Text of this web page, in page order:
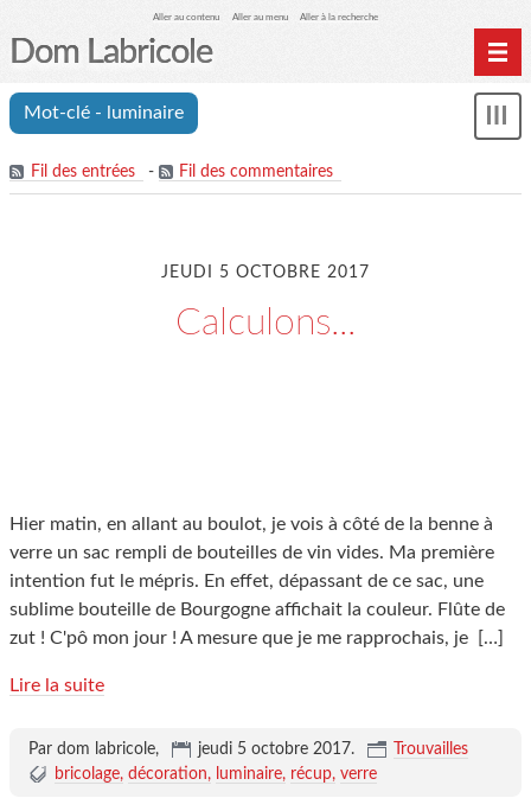
Aller au contenu Aller au menu Aller à la recherche
Dom Labricole
Mot-clé - luminaire
Fil des entrées - Fil des commentaires
JEUDI 5 OCTOBRE 2017
Calculons...
Hier matin, en allant au boulot, je vois à côté de la benne à
verre un sac rempli de bouteilles de vin vides. Ma première
intention fut le mépris. En effet, dépassant de ce sac, une
sublime bouteille de Bourgogne affichait la couleur. Flûte de
zut ! C'pô mon jour ! A mesure que je me rapprochais, je
[…]
Lire la suite
Par dom labricole, jeudi 5 octobre 2017.
Trouvailles
bricolage décoration luminaire récup verre